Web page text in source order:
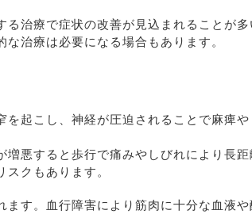
治療で症状の改善が見込まれることが多
治療は必要になる場合もあります。
を起こし、神経が圧迫されることで麻痺
増悪すると歩行で痛みやしびれにより長
クもあります。
ます。血行障害により筋肉に十分な血液